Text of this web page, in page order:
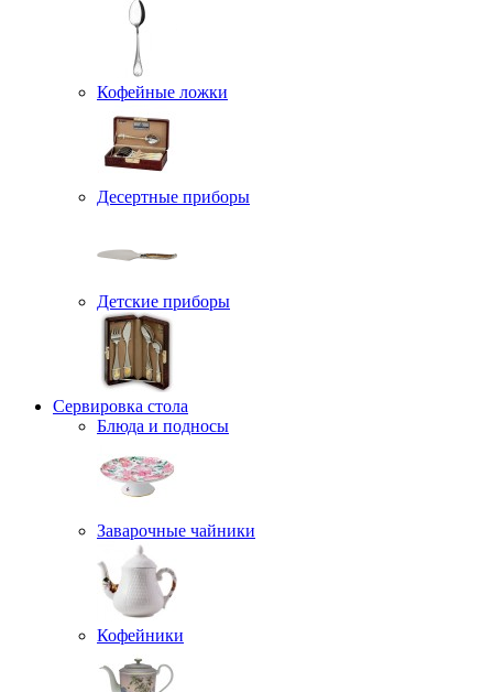
Кофейные ложки
Десертные приборы
Детские приборы
Сервировка стола
Блюда и подносы
Заварочные чайники
Кофейники